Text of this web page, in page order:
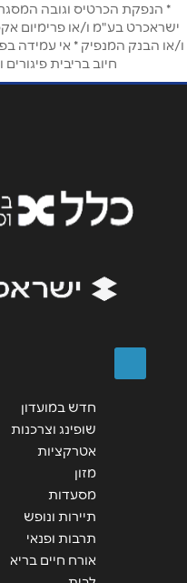
אימייל*
* הנפקת הכרטיס וגובה
ישראכרט בע"מ ו/או פרימיום
ו/או הבנק המנפיק * אי עמידה
חיוב בריבית
חדש במועדון
שופינג וצרכנות
אטרקציות
מזון
מסעדות
תיירות ונופש
תרבות ופנאי
אורח חיים בריא